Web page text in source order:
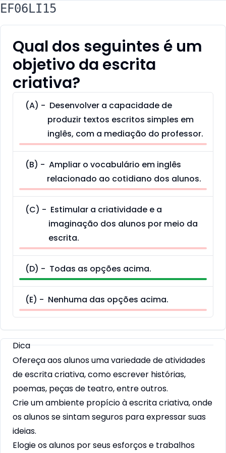
EF06LI15
Qual dos seguintes é um
objetivo da escrita
criativa?
(A) - Desenvolver a capacidade de
produzir textos escritos simples em
inglês, com a mediação do professor.
(B) - Ampliar o vocabulário em inglês
relacionado ao cotidiano dos alunos.
(C) - Estimular a criatividade e a
imaginação dos alunos por meio da
escrita.
(D) - Todas as opções acima.
(E) - Nenhuma das opções acima.
Dica
Ofereça aos alunos uma variedade de atividades
de escrita criativa, como escrever histórias,
poemas, peças de teatro, entre outros.
Crie um ambiente propício à escrita criativa, onde
os alunos se sintam seguros para expressar suas
ideias.
Elogie os alunos por seus esforços e trabalhos